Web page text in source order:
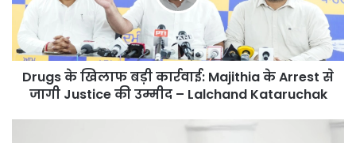
Majithia
Arrest
से
जागी
Justice
Drugs के खिलाफ बड़ी कार्रवाई: Majithia के Arrest से
जागी Justice की उम्मीद – Lalchand Kataruchak